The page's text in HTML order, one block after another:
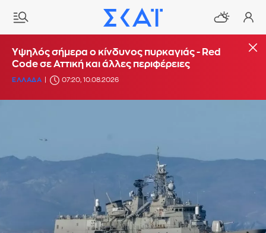
Υψηλός σήμερα ο κίνδυνος πυρκαγιάς - Red
Code σε Αττική και άλλες περιφέρειες
ΕΛΛΑΔΑ 07:20, 10.08.2026